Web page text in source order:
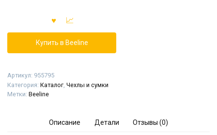
Купить в Beeline
Артикул: 955795
Категория: Каталог Чехлы и сумки
Метки: Beeline
Описание Детали Отзывы (0)